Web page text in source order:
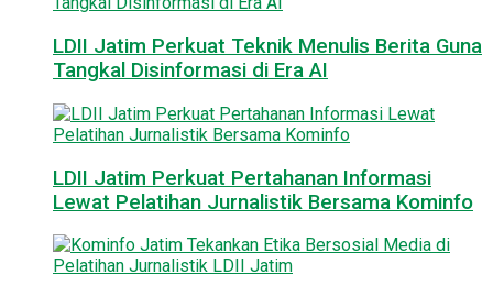
LDII Jatim Perkuat Teknik Menulis Berita Guna
Tangkal Disinformasi di Era AI
LDII Jatim Perkuat Pertahanan Informasi
Lewat Pelatihan Jurnalistik Bersama Kominfo